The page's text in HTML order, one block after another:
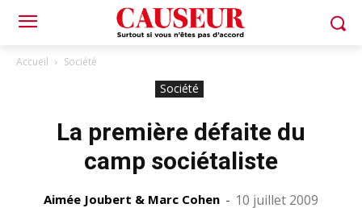
Accueil Société
Société
La première défaite du
camp sociétaliste
Aimée Joubert & Marc Cohen - 10 juillet 2009